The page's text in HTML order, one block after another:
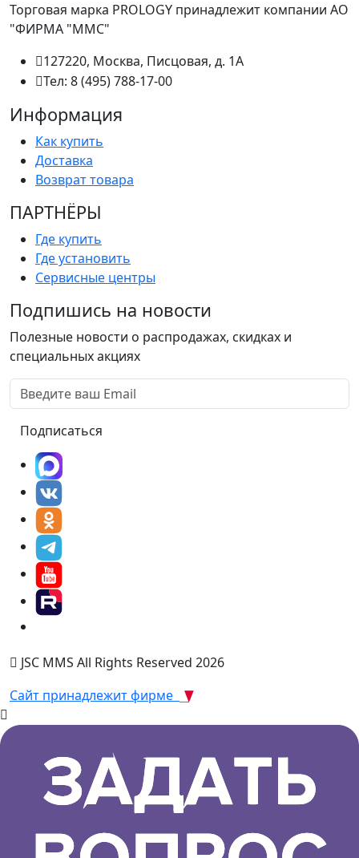
Торговая марка PROLOGY принадлежит компании АО
"ФИРМА "ММС"
127220, Москва, Писцовая, д. 1А
Тел: 8 (495) 788-17-00
Информация
Как купить
Доставка
Возврат товара
ПАРТНËРЫ
Где купить
Где установить
Сервисные центры
Подпишись на новости
Полезные новости о распродажах, скидках и
специальных акциях
Подписаться
JSC MMS All Rights Reserved 2026
Сайт принадлежит фирме